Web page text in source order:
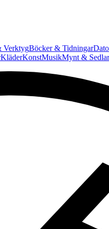
VerktygBöcker & Tidningar
KläderKonstMusikMynt & Sedlar